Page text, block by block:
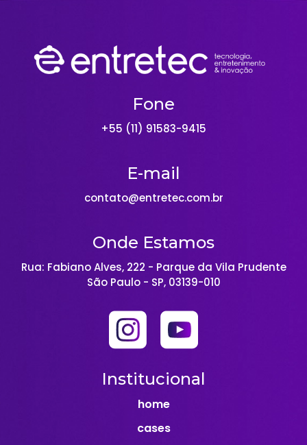
Fone
+55 (11) 91583-9415
E-mail
contato@entretec.com.br
Onde Estamos
Rua: Fabiano Alves, 222 - Parque da Vila Prudente
São Paulo - SP, 03139-010
Institucional
home
cases